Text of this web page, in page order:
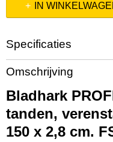
IN
Specificaties
Productcode
1315206
EAN code
Productcode leverancier
1315206
Omschrijving
Bladhark
tanden,
150 x 2,8 cm.